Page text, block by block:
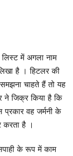
में अगला नाम
है । हिटलर की
चाहते हैं तो यह
जिक्र किया है कि
प्रकार वह जर्मनी के
करता है ।
के रूप में काम